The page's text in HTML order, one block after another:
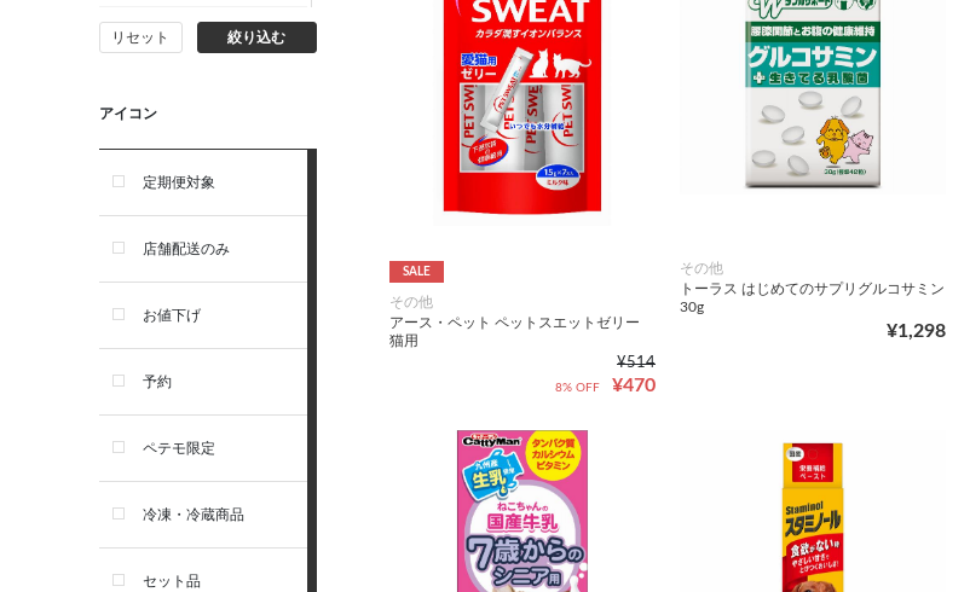
品
首輪・ハーネス(胴輪)・リー
ナチュラルチョイス
ウェルネス
アーテミス
セレクトバランス
リガロ
ソルビダ
フィジカライフ
リセット 絞り込む
アイコン
定期便対象
店舗配送のみ
お値下げ
予約
ペテモ限定
冷凍・冷蔵商品
セット品
SALE
その他
アース・ペット ペットスエットゼリー
猫用
¥514
¥470
8% OFF
その他
トーラス はじめてのサプリグルコサミン
30g
¥1,298